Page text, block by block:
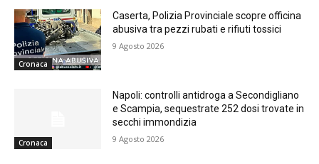
Cronaca
Caserta, Polizia Provinciale scopre officina
abusiva tra pezzi rubati e rifiuti tossici
9 Agosto 2026
Cronaca
Napoli: controlli antidroga a Secondigliano
e Scampia, sequestrate 252 dosi trovate in
secchi immondizia
9 Agosto 2026